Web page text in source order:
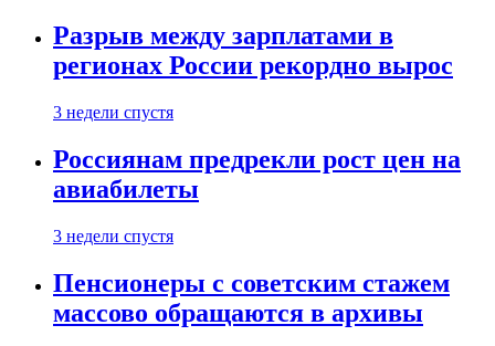
Разрыв между зарплатами в
регионах России рекордно вырос
3 недели спустя
Россиянам предрекли рост цен на
авиабилеты
3 недели спустя
Пенсионеры с советским стажем
массово обращаются в архивы